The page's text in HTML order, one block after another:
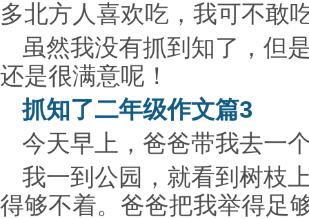
多北方人喜欢吃，我可不敢
虽然我没有抓到知了，但
还是很满意呢！
抓知了二年级作文篇3
今天早上，爸爸带我去一
我一到公园，就看到树枝
得够不着。爸爸把我举得足